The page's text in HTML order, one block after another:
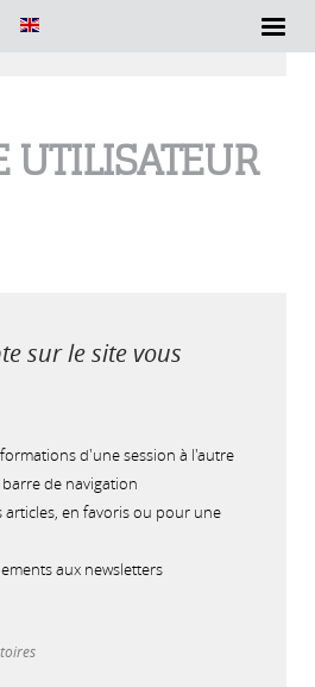
UTILISATEUR
sur le site vous
d'une session à l'autre
de navigation
articles, en favoris ou pour une
aux newsletters